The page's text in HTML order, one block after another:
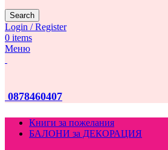
Search
Login / Register
0 items
Меню
0878460407
Книги за пожелания
БАЛОНИ за ДЕКОРАЦИЯ